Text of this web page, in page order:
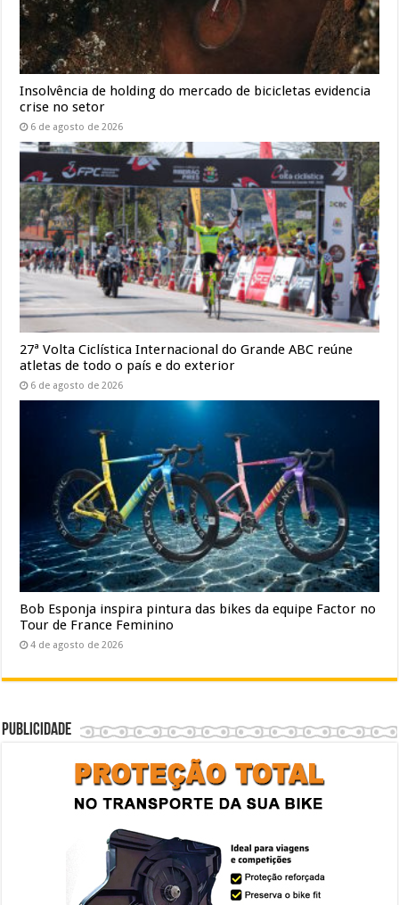
Insolvência de holding do mercado de bicicletas evidencia
crise no setor
6 de agosto de 2026
27ª Volta Ciclística Internacional do Grande ABC reúne
atletas de todo o país e do exterior
6 de agosto de 2026
Bob Esponja inspira pintura das bikes da equipe Factor no
Tour de France Feminino
4 de agosto de 2026
Publicidade